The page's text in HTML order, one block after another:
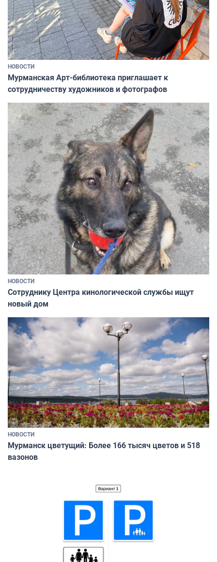
НОВОСТИ
Мурманская Арт-библиотека приглашает к
сотрудничеству художников и фотографов
НОВОСТИ
Сотруднику Центра кинологической службы ищут
новый дом
НОВОСТИ
Мурманск цветущий: Более 166 тысяч цветов и 518
вазонов